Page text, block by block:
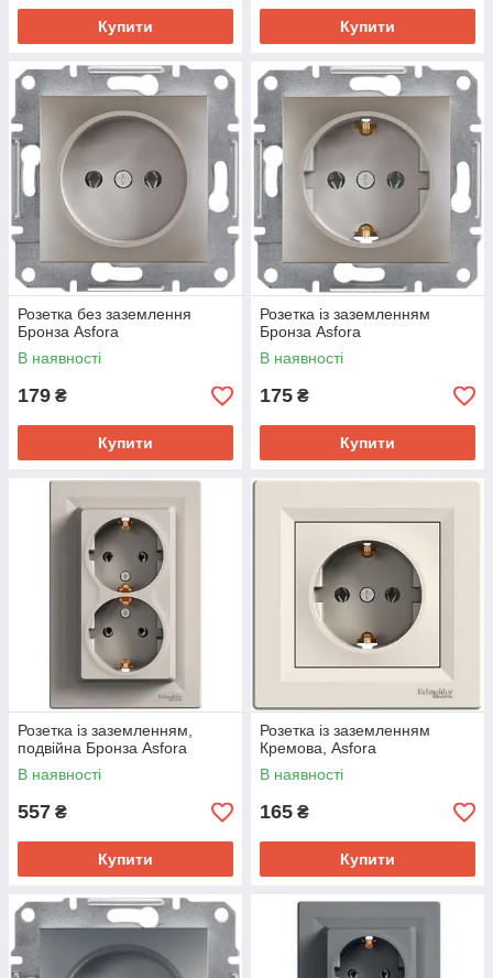
Купити Купити
Розетка без заземлення
Бронза Asfora
В наявності
179 ₴
Купити
Розетка із заземленням
Бронза Asfora
В наявності
175 ₴
Купити
Розетка із заземленням,
подвійна Бронза Asfora
В наявності
557 ₴
Купити
Розетка із заземленням
Кремова, Asfora
В наявності
165 ₴
Купити